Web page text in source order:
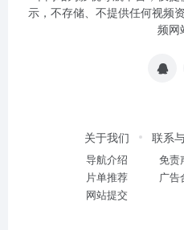
示，不存储、不提供任何视频
频网
关于我们
导航介绍
片单推荐
网站提交
联系
免责
广告